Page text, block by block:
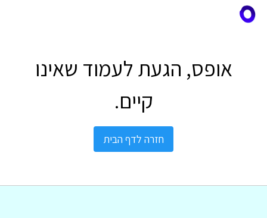
אופס, הגעת לעמוד שאינו
קיים.
חזרה לדף הבית